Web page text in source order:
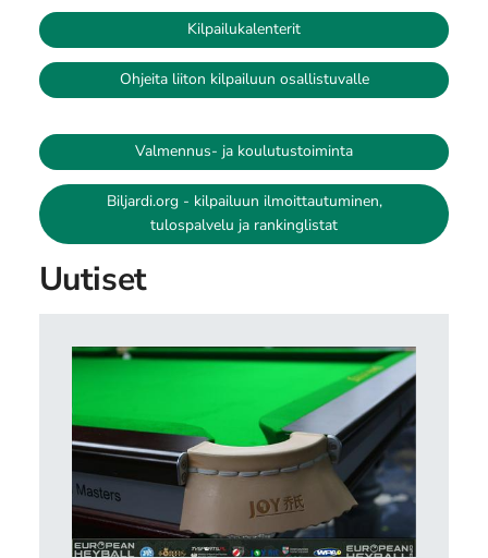
Kilpailukalenterit
Ohjeita liiton kilpailuun osallistuvalle
Valmennus- ja koulutustoiminta
Biljardi.org - kilpailuun ilmoittautuminen,
tulospalvelu ja rankinglistat
Uutiset